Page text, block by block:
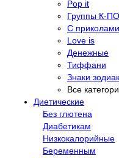
Pop it
Группы К-
С приколами
Love is
Денежные
Тиффани
Знаки
Все
Диетические
Без глютена
Диабетикам
Низкокалорийные
Беременным